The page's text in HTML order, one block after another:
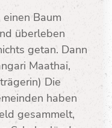
Baum
überleben
getan. Dann
Maathai,
Die
haben
gesammelt,